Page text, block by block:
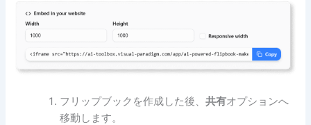
フリップブックを作成した後、共有オプションへ
移動します。